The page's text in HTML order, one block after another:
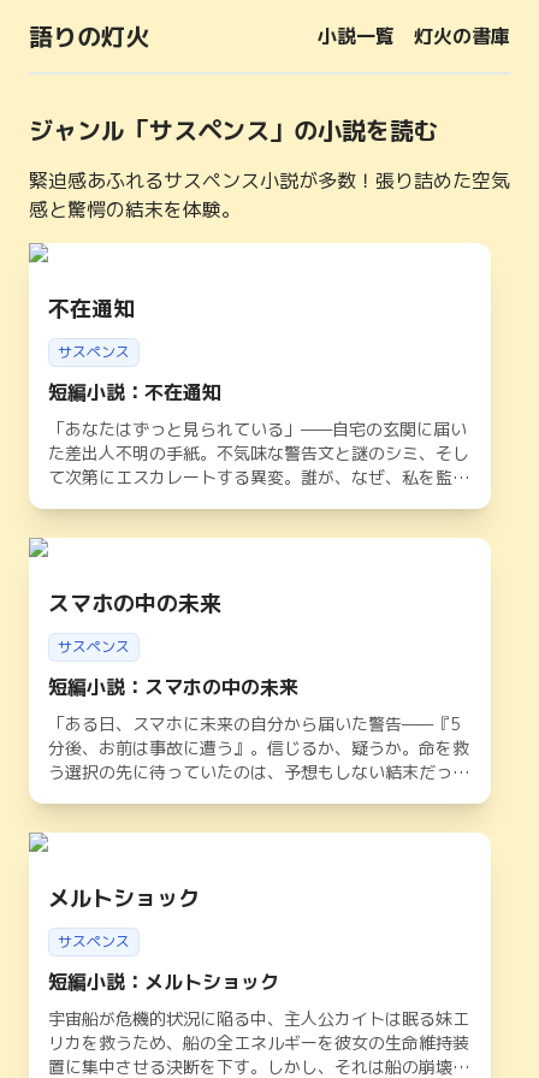
語りの灯火 小説一覧 灯火の書庫
ジャンル「サスペンス」の小説を読む
緊迫感あふれるサスペンス小説が多数！張り詰めた空気
感と驚愕の結末を体験。
不在通知
サスペンス
短編小説：不在通知
「あなたはずっと見られている」——自宅の玄関に届い
た差出人不明の手紙。不気味な警告文と謎のシミ、そし
て次第にエスカレートする異変。誰が、なぜ、私を監視
スマホの中の未来
サスペンス
短編小説：スマホの中の未来
「ある日、スマホに未来の自分から届いた警告——『5
分後、お前は事故に遭う』。信じるか、疑うか。命を救
う選択の先に待っていたのは、予想もしない結末だっ
メルトショック
サスペンス
短編小説：メルトショック
宇宙船が危機的状況に陥る中、主人公カイトは眠る妹エ
リカを救うため、船の全エネルギーを彼女の生命維持装
置に集中させる決断を下す。しかし、それは船の崩壊を